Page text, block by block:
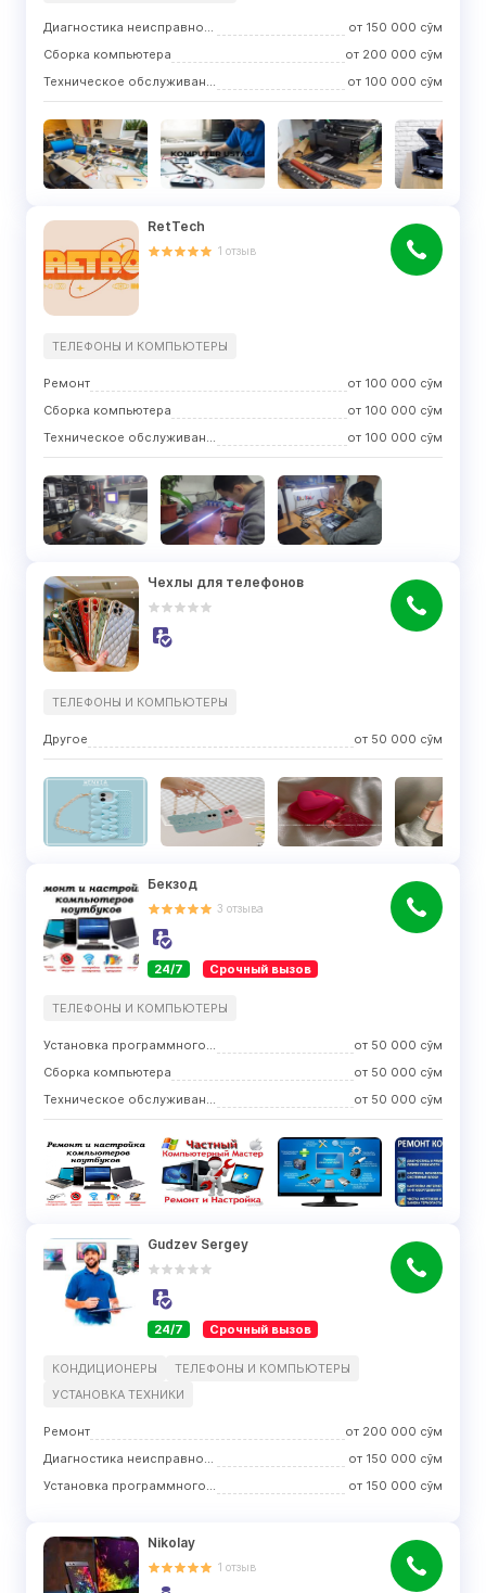
Диагностика неисправности от 150 000 сўм
Сборка компьютера
от 200 000 сўм
Техническое обслуживание и профилактика
от 100 000 сўм
RetTech
1 отзыв
ТЕЛЕФОНЫ И КОМПЬЮТЕРЫ
Ремонт от 100 000 сўм
Сборка компьютера
от 100 000 сўм
Техническое обслуживание и профилактика
от 100 000 сўм
Чехлы для телефонов
ТЕЛЕФОНЫ И КОМПЬЮТЕРЫ
Другое от 50 000 сўм
Бекзод
3 отзыва
24/7 Срочный вызов
ТЕЛЕФОНЫ И КОМПЬЮТЕРЫ
Установка программного обеспечения от 50 000 сўм
Сборка компьютера
от 50 000 сўм
Техническое обслуживание и профилактика
от 50 000 сўм
Gudzev Sergey
24/7 Срочный вызов
КОНДИЦИОНЕРЫ
ТЕЛЕФОНЫ И КОМПЬЮТЕРЫ
УСТАНОВКА ТЕХНИКИ
Ремонт от 200 000 сўм
Диагностика неисправности
от 150 000 сўм
Установка программного обеспечения
от 150 000 сўм
Nikolay
1 отзыв